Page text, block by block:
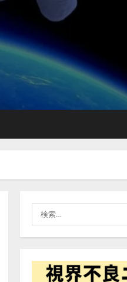
索:
【
用に
と
は
いる
ント
開発
5